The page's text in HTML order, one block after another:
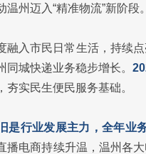
温州迈入“精准物流”新阶段
融入市民日常生活，持续
同城快递业务稳步增长。
夯实民生便民服务基础。
是行业发展主力，全年业
播电商持续升温，温州各